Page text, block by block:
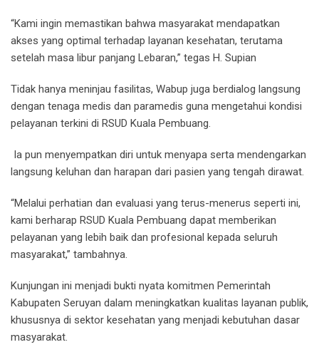
“Kami ingin memastikan bahwa masyarakat mendapatkan
akses yang optimal terhadap layanan kesehatan, terutama
setelah masa libur panjang Lebaran,” tegas H. Supian
Tidak hanya meninjau fasilitas, Wabup juga berdialog langsung
dengan tenaga medis dan paramedis guna mengetahui kondisi
pelayanan terkini di RSUD Kuala Pembuang.
Ia pun menyempatkan diri untuk menyapa serta mendengarkan
langsung keluhan dan harapan dari pasien yang tengah dirawat.
“Melalui perhatian dan evaluasi yang terus-menerus seperti ini,
kami berharap RSUD Kuala Pembuang dapat memberikan
pelayanan yang lebih baik dan profesional kepada seluruh
masyarakat,” tambahnya.
Kunjungan ini menjadi bukti nyata komitmen Pemerintah
Kabupaten Seruyan dalam meningkatkan kualitas layanan publik,
khususnya di sektor kesehatan yang menjadi kebutuhan dasar
masyarakat.